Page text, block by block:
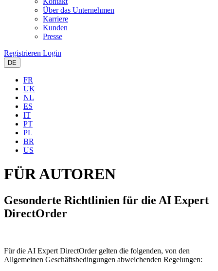
Über das Unternehmen
Karriere
Kunden
Presse
Registrieren Login
DE
FR
UK
NL
ES
IT
PT
PL
BR
US
FÜR AUTOREN
Gesonderte Richtlinien für die AI Expert
DirectOrder
Für die AI Expert DirectOrder gelten die folgenden, von den
Allgemeinen Geschäftsbedingungen abweichenden Regelungen: